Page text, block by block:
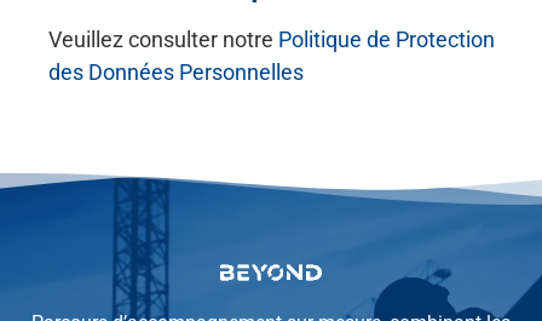
Veuillez consulter notre Politique de Protection
des Données Personnelles